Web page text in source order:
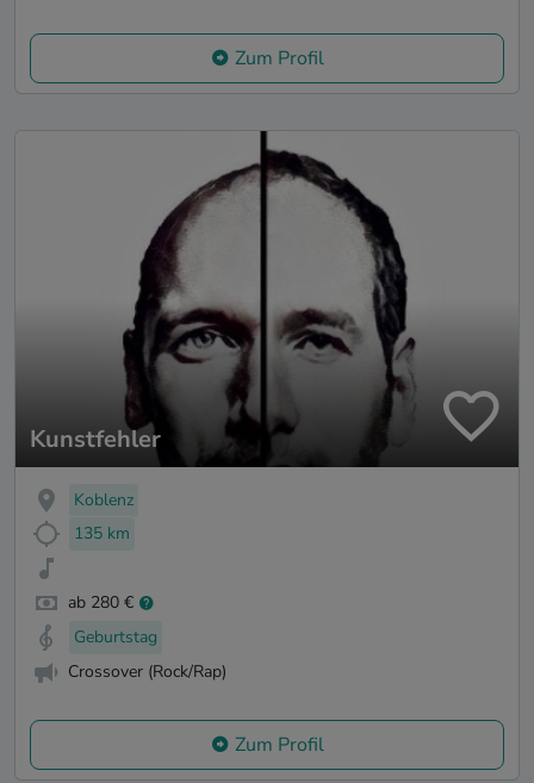
Zum Profil
Kunstfehler
Koblenz
135 km
ab 280 €
Geburtstag
Crossover (Rock/Rap)
Zum Profil